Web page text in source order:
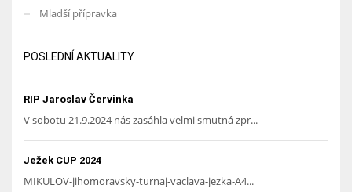
Mladší přípravka
POSLEDNÍ AKTUALITY
RIP Jaroslav Červinka
V sobotu 21.9.2024 nás zasáhla velmi smutná zpr...
Ježek CUP 2024
MIKULOV-jihomoravsky-turnaj-vaclava-jezka-A4...